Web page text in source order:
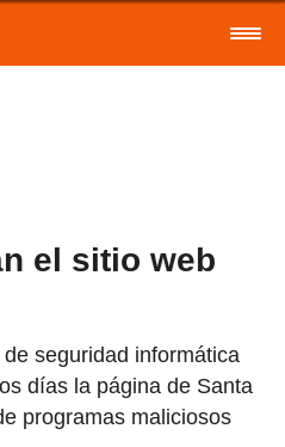
el sitio web
seguridad informática
días la página de Santa
programas maliciosos